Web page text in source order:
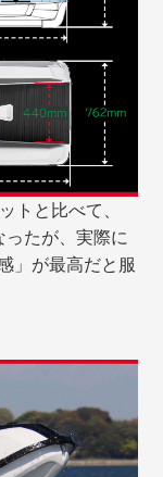
トと比べて、
たが、実際に
」が最高だと服